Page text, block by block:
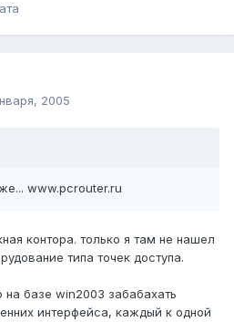
2005
www.pcrouter.ru
контора. только я там не нашел
типа точек доступа.
базе win2003 забабахать
интерфейса, каждый к одной